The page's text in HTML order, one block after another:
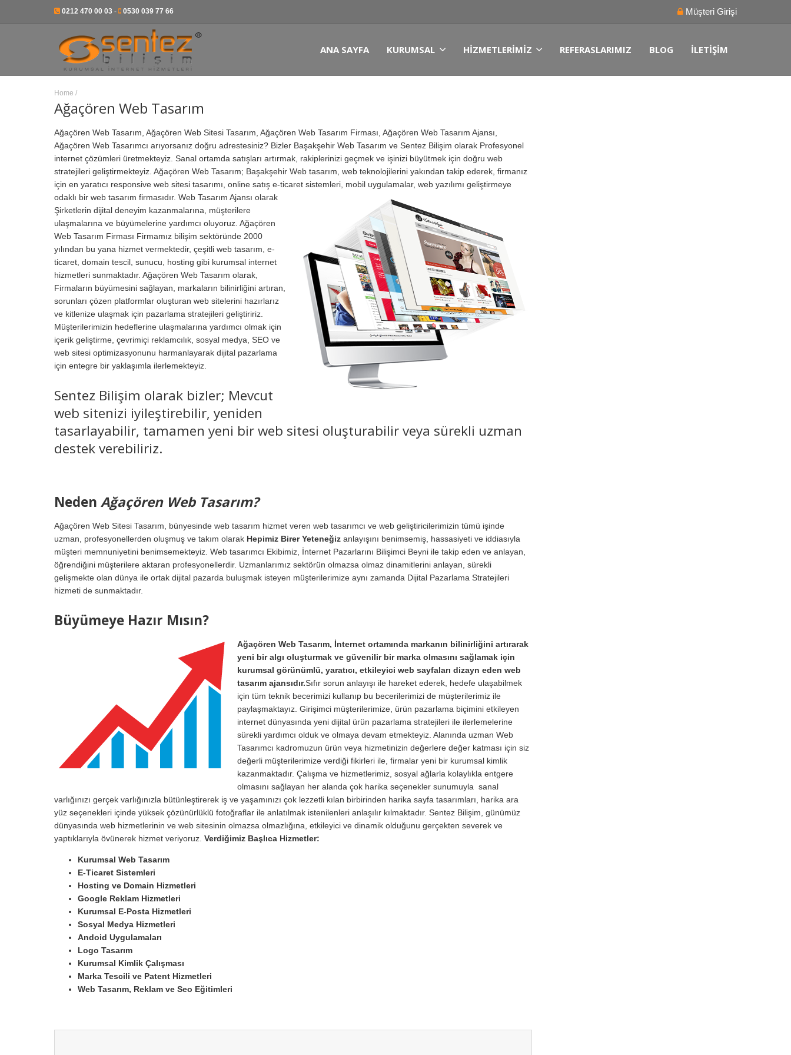
0212 470 00 03 - 0530 039 77 66 Müşteri Girişi
ANA SAYFA KURUMSAL HIZMETLERIMIZ REFERASLARIMIZ BLOG İLETIŞIM
Home /
Ağaçören Web Tasarım
Ağaçören Web Tasarım, Ağaçören Web Sitesi Tasarım, Ağaçören Web Tasarım Firması, Ağaçören Web Tasarım Ajansı,
Ağaçören Web Tasarımcı arıyorsanız doğru adrestesiniz? Bizler Başakşehir Web Tasarım ve Sentez Bilişim olarak Profesyonel
internet çözümleri üretmekteyiz. Sanal ortamda satışları artırmak, rakiplerinizi geçmek ve işinizi büyütmek için doğru web
stratejileri geliştirmekteyiz. Ağaçören Web Tasarım; Başakşehir Web tasarım, web teknolojilerini yakından takip ederek, firmanız
için en yaratıcı responsive web sitesi tasarımı, online satış e-ticaret sistemleri, mobil uygulamalar, web yazılımı geliştirmeye
odaklı bir web tasarım firmasıdır. Web Tasarım Ajansı olarak
Şirketlerin dijital deneyim kazanmalarına, müşterilere
ulaşmalarına ve büyümelerine yardımcı oluyoruz. Ağaçören
Web Tasarım Firması Firmamız bilişim sektöründe 2000
yılından bu yana hizmet vermektedir, çeşitli web tasarım, e-
ticaret, domain tescil, sunucu, hosting gibi kurumsal internet
hizmetleri sunmaktadır. Ağaçören Web Tasarım olarak,
Firmaların büyümesini sağlayan, markaların bilinirliğini artıran,
sorunları çözen platformlar oluşturan web sitelerini hazırlarız
ve kitlenize ulaşmak için pazarlama stratejileri geliştiririz.
Müşterilerimizin hedeflerine ulaşmalarına yardımcı olmak için
içerik geliştirme, çevrimiçi reklamcılık, sosyal medya, SEO ve
web sitesi optimizasyonunu harmanlayarak dijital pazarlama
için entegre bir yaklaşımla ilerlemekteyiz.
Sentez Bilişim olarak bizler; Mevcut
web sitenizi iyileştirebilir, yeniden
tasarlayabilir, tamamen yeni bir web sitesi oluşturabilir veya sürekli uzman
destek verebiliriz.
Neden Ağaçören Web Tasarım?
Ağaçören Web Sitesi Tasarım, bünyesinde web tasarım hizmet veren web tasarımcı ve web geliştiricilerimizin tümü işinde
uzman, profesyonellerden oluşmuş ve takım olarak Hepimiz Birer Yeteneğiz anlayışını benimsemiş, hassasiyeti ve iddiasıyla
müşteri memnuniyetini benimsemekteyiz. Web tasarımcı Ekibimiz, İnternet Pazarlarını Bilişimci Beyni ile takip eden ve anlayan,
öğrendiğini müşterilere aktaran profesyonellerdir. Uzmanlarımız sektörün olmazsa olmaz dinamitlerini anlayan, sürekli
gelişmekte olan dünya ile ortak dijital pazarda buluşmak isteyen müşterilerimize aynı zamanda Dijital Pazarlama Stratejileri
hizmeti de sunmaktadır.
Büyümeye Hazır Mısın?
Ağaçören Web Tasarım, İnternet ortamında markanın bilinirliğini artırarak
yeni bir algı oluşturmak ve güvenilir bir marka olmasını sağlamak için
kurumsal görünümlü, yaratıcı, etkileyici web sayfaları dizayn eden web
tasarım ajansıdır.Sıfır sorun anlayışı ile hareket ederek, hedefe ulaşabilmek
için tüm teknik becerimizi kullanıp bu becerilerimizi de müşterilerimiz ile
paylaşmaktayız. Girişimci müşterilerimize, ürün pazarlama biçimini etkileyen
internet dünyasında yeni dijital ürün pazarlama stratejileri ile ilerlemelerine
sürekli yardımcı olduk ve olmaya devam etmekteyiz. Alanında uzman Web
Tasarımcı kadromuzun ürün veya hizmetinizin değerlere değer katması için siz
değerli müşterilerimize verdiği fikirleri ile, firmalar yeni bir kurumsal kimlik
kazanmaktadır. Çalışma ve hizmetlerimiz, sosyal ağlarla kolaylıkla entgere
olmasını sağlayan her alanda çok harika seçenekler sunumuyla sanal
varlığınızı gerçek varlığınızla bütünleştirerek iş ve yaşamınızı çok lezzetli kılan birbirinden harika sayfa tasarımları, harika ara
yüz seçenekleri içinde yüksek çözünürlüklü fotoğraflar ile anlatılmak istenilenleri anlaşılır kılmaktadır. Sentez Bilişim, günümüz
dünyasında web hizmetlerinin ve web sitesinin olmazsa olmazlığına, etkileyici ve dinamik olduğunu gerçekten severek ve
yaptıklarıyla övünerek hizmet veriyoruz. Verdiğimiz Başlıca Hizmetler:
Kurumsal Web Tasarım
E-Ticaret Sistemleri
Hosting ve Domain Hizmetleri
Google Reklam Hizmetleri
Kurumsal E-Posta Hizmetleri
Sosyal Medya Hizmetleri
Andoid Uygulamaları
Logo Tasarım
Kurumsal Kimlik Çalışması
Marka Tescili ve Patent Hizmetleri
Web Tasarım, Reklam ve Seo Eğitimleri